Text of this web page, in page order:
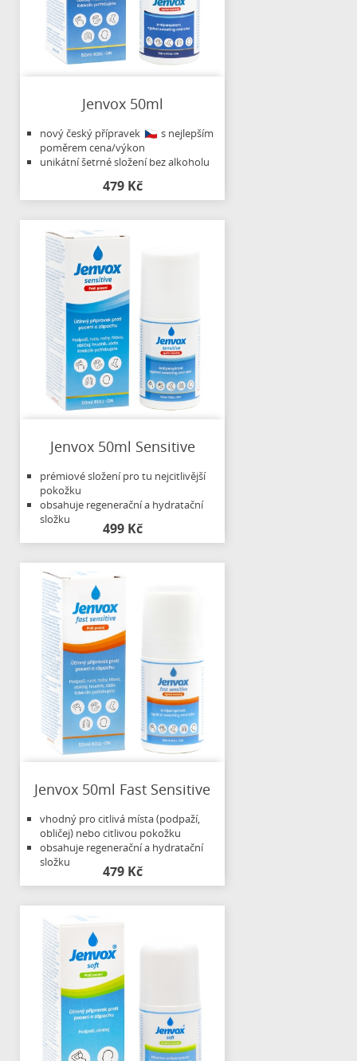
Jenvox 50ml
nový český přípravek
s nejlepším
poměrem cena/výkon
unikátní šetrné složení bez alkoholu
479 Kč
Jenvox 50ml Sensitive
prémiové složení pro tu nejcitlivější
pokožku
obsahuje regenerační a hydratační
složku
499 Kč
Jenvox 50ml Fast Sensitive
vhodný pro citlivá místa (podpaží,
obličej) nebo citlivou pokožku
obsahuje regenerační a hydratační
složku
479 Kč